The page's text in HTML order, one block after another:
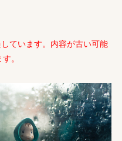
ています。内容が古い可能
。